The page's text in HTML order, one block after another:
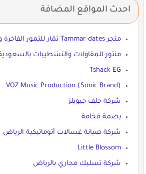
احدث المواقع المضافة
متجر Tammar-dates تمّار للتمور الفاخرة و الضيافة
منتور للمقاولات والتشطيبات بالسعودية
Tshack EG
VOZ Music Production (Sonic Brand)
شركة جلف جيويلز
بصمة فخامة
شركة صيانة غسالات أتوماتيكية الرياض
Little Blossom
شركة تسليك مجاري بالرياض